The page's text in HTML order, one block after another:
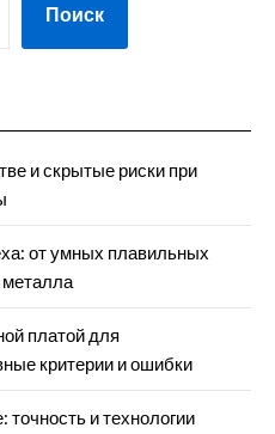
Поиск
и скрытые риски при
от умных плавильных
металла
платой для
критерии и ошибки
и технологии